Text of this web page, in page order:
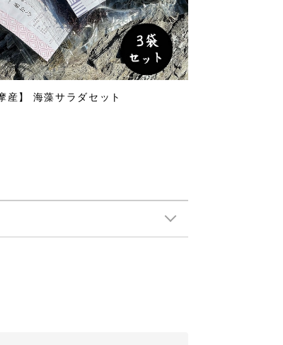
産】 海藻サラダセット